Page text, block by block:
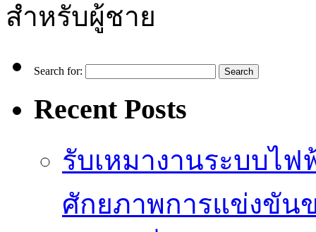
สำหรับผู้ชาย
Search for:
Recent Posts
รับเหมางานระบบไ
ศักยภาพการแข่งขัน